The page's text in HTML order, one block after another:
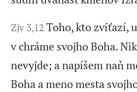
Zjv 3,12 Toho, kto zvíťazí,
v chráme svojho Boha.
nevyjde; a napíšem naň
Boha a meno mesta